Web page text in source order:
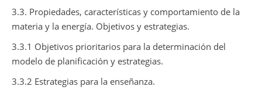
3.3. Propiedades, características y comportamiento de la
materia y la energía. Objetivos y estrategias.
3.3.1 Objetivos prioritarios para la determinación del
modelo de planificación y estrategias.
3.3.2 Estrategias para la enseñanza.